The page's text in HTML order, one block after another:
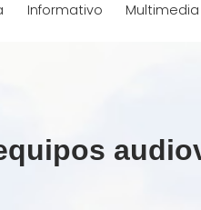
Informativo Multimedia